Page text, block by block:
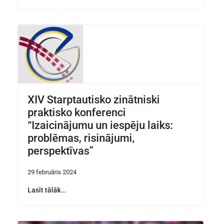
XIV Starptautisko zinātniski
praktisko konferenci
“Izaicinājumu un iespēju laiks:
problēmas, risinājumi,
perspektīvas”
29 februāris 2024
Lasīt tālāk...